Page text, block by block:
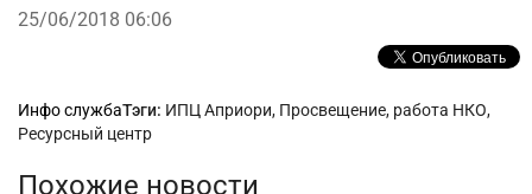
25/06/2018 06:06
Рубрики
Инфо службаТэги: ИПЦ Априори, Просвещение, работа НКО,
Ресурсный центр
Похожие новости